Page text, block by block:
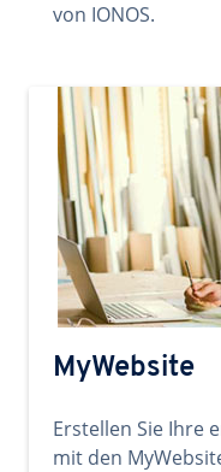
von IONOS.
MyWebsite
Erstellen Sie Ihre
mit den